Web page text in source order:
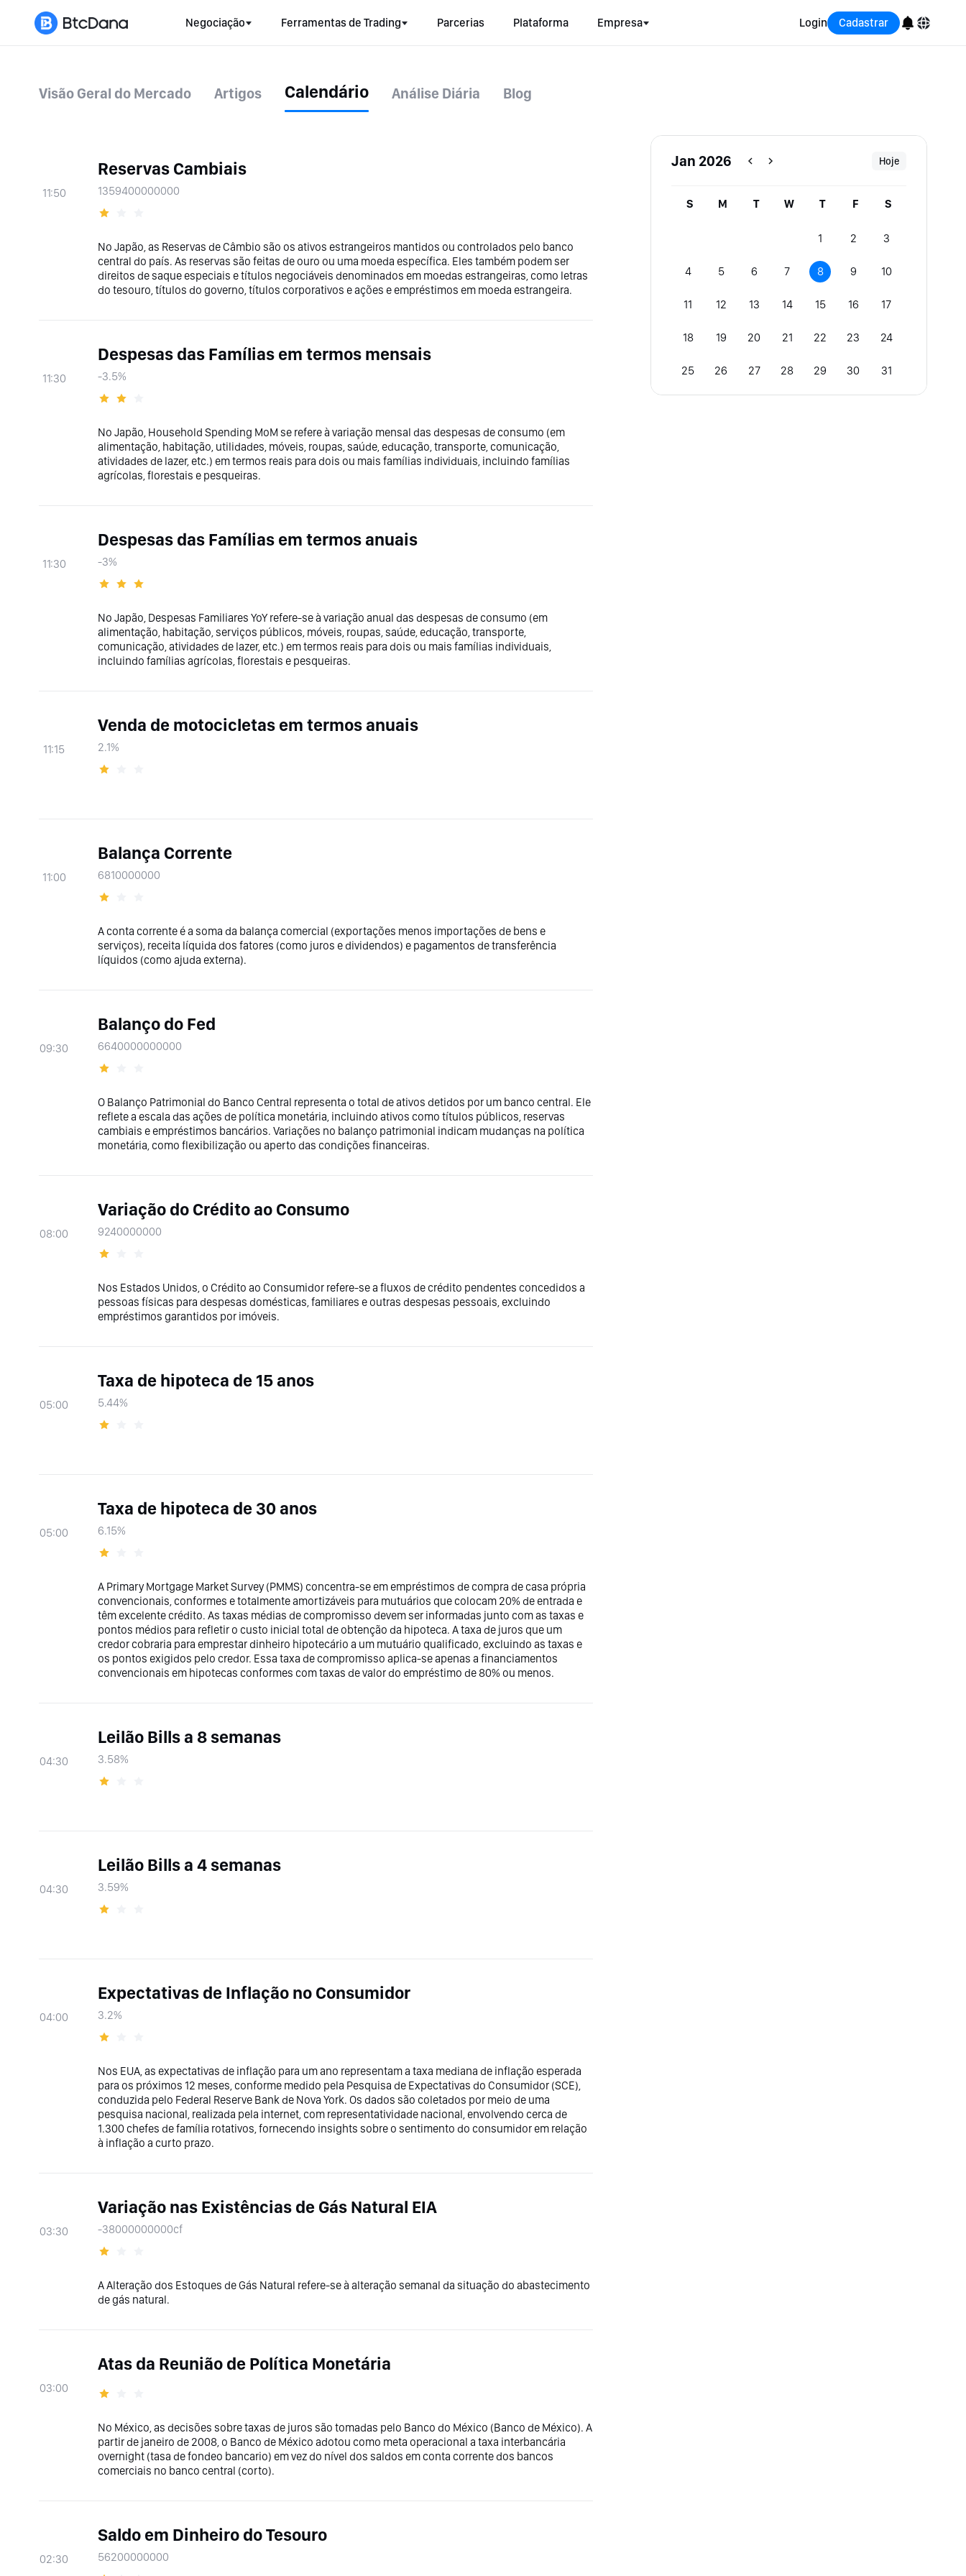
Negociação Ferramentas de Trading Parcerias Plataforma Empresa Login Cadastrar
Visão Geral do Mercado Artigos Calendário Análise Diária Blog
11:50
Reservas Cambiais
1359400000000
No Japão, as Reservas de Câmbio são os ativos estrangeiros mantidos ou controlados pelo banco
central do país. As reservas são feitas de ouro ou uma moeda específica. Eles também podem ser
direitos de saque especiais e títulos negociáveis denominados em moedas estrangeiras, como letras
do tesouro, títulos do governo, títulos corporativos e ações e empréstimos em moeda estrangeira.
11:30
Despesas das Famílias em termos mensais
-3.5%
No Japão, Household Spending MoM se refere à variação mensal das despesas de consumo (em
alimentação, habitação, utilidades, móveis, roupas, saúde, educação, transporte, comunicação,
atividades de lazer, etc.) em termos reais para dois ou mais famílias individuais, incluindo famílias
agrícolas, florestais e pesqueiras.
11:30
Despesas das Famílias em termos anuais
-3%
No Japão, Despesas Familiares YoY refere-se à variação anual das despesas de consumo (em
alimentação, habitação, serviços públicos, móveis, roupas, saúde, educação, transporte,
comunicação, atividades de lazer, etc.) em termos reais para dois ou mais famílias individuais,
incluindo famílias agrícolas, florestais e pesqueiras.
11:15
Venda de motocicletas em termos anuais
2.1%
11:00
Balança Corrente
6810000000
A conta corrente é a soma da balança comercial (exportações menos importações de bens e
serviços), receita líquida dos fatores (como juros e dividendos) e pagamentos de transferência
líquidos (como ajuda externa).
09:30
Balanço do Fed
6640000000000
O Balanço Patrimonial do Banco Central representa o total de ativos detidos por um banco central. Ele
reflete a escala das ações de política monetária, incluindo ativos como títulos públicos, reservas
cambiais e empréstimos bancários. Variações no balanço patrimonial indicam mudanças na política
monetária, como flexibilização ou aperto das condições financeiras.
08:00
Variação do Crédito ao Consumo
9240000000
Nos Estados Unidos, o Crédito ao Consumidor refere-se a fluxos de crédito pendentes concedidos a
pessoas físicas para despesas domésticas, familiares e outras despesas pessoais, excluindo
empréstimos garantidos por imóveis.
05:00
Taxa de hipoteca de 15 anos
5.44%
05:00
Taxa de hipoteca de 30 anos
6.15%
A Primary Mortgage Market Survey (PMMS) concentra-se em empréstimos de compra de casa própria
convencionais, conformes e totalmente amortizáveis para mutuários que colocam 20% de entrada e
têm excelente crédito. As taxas médias de compromisso devem ser informadas junto com as taxas e
pontos médios para refletir o custo inicial total de obtenção da hipoteca. A taxa de juros que um
credor cobraria para emprestar dinheiro hipotecário a um mutuário qualificado, excluindo as taxas e
os pontos exigidos pelo credor. Essa taxa de compromisso aplica-se apenas a financiamentos
convencionais em hipotecas conformes com taxas de valor do empréstimo de 80% ou menos.
04:30
Leilão Bills a 8 semanas
3.58%
04:30
Leilão Bills a 4 semanas
3.59%
04:00
Expectativas de Inflação no Consumidor
3.2%
Nos EUA, as expectativas de inflação para um ano representam a taxa mediana de inflação esperada
para os próximos 12 meses, conforme medido pela Pesquisa de Expectativas do Consumidor (SCE),
conduzida pelo Federal Reserve Bank de Nova York. Os dados são coletados por meio de uma
pesquisa nacional, realizada pela internet, com representatividade nacional, envolvendo cerca de
1.300 chefes de família rotativos, fornecendo insights sobre o sentimento do consumidor em relação
à inflação a curto prazo.
03:30
Variação nas Existências de Gás Natural EIA
-38000000000cf
A Alteração dos Estoques de Gás Natural refere-se à alteração semanal da situação do abastecimento
de gás natural.
03:00
Atas da Reunião de Política Monetária
No México, as decisões sobre taxas de juros são tomadas pelo Banco do México (Banco de México). A
partir de janeiro de 2008, o Banco de México adotou como meta operacional a taxa interbancária
overnight (tasa de fondeo bancario) em vez do nível dos saldos em conta corrente dos bancos
comerciais no banco central (corto).
02:30
Saldo em Dinheiro do Tesouro
56200000000
Jan 2026 Hoje
S M T W T F S
1 2 3
4 5 6 7 8 9 10
11 12 13 14 15 16 17
18 19 20 21 22 23 24
25 26 27 28 29 30 31